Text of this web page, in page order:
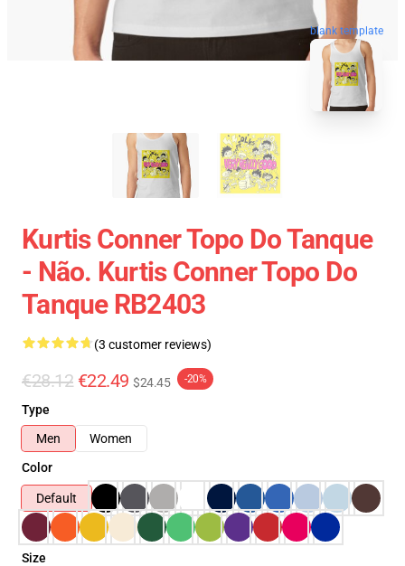
blank template
Kurtis Conner Topo Do Tanque
- Não. Kurtis Conner Topo Do
Tanque RB2403
(3 customer reviews)
€28.12 €22.49 $24.45 -20%
Type
Men
Women
Color
Default
Size